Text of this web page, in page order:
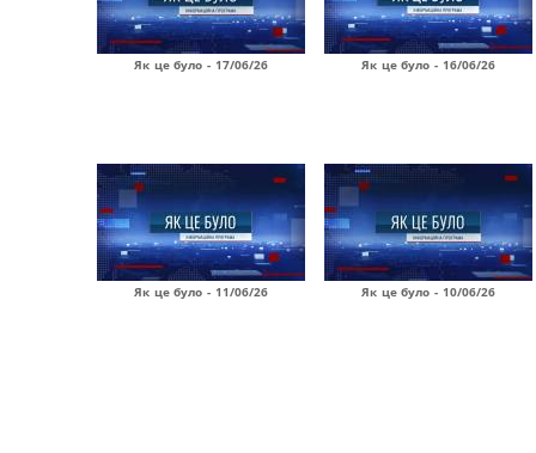
Як це було - 17/06/26 Як це було - 16/06/26
Як це було - 11/06/26 Як це було - 10/06/26